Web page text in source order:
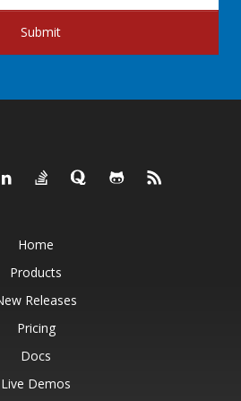
Submit
Home
Products
Releases
Pricing
Docs
Live Demos